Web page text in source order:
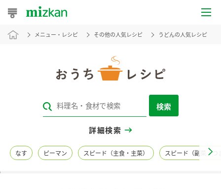
おうちレシピ
レシピカテゴリ一覧
レシピ名特集
メニュー・レシピ その他の人気レシピ うどんの人気レシピ
検索
詳細検索
なす ピーマン スピード（主食・主菜） スピード（副菜・つ